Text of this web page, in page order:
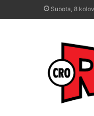
Subota, 8